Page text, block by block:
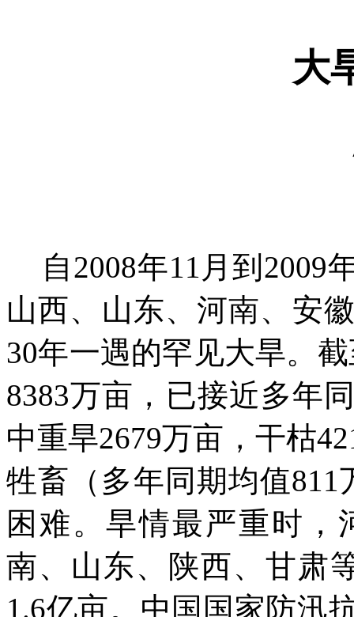
大
自2008年11月到2009
山西、山东、河南、安
30年一遇的罕见大旱。
8383万亩，已接近多年
中重旱2679万亩，干枯
牲畜（多年同期均值
困难。旱情最严重时
南、山东、陕西、甘肃
1.6亿亩。中国国家防汛